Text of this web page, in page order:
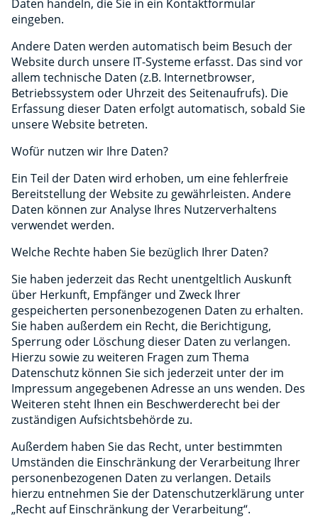
Daten handeln, die Sie in ein Kontaktformular
eingeben.
Andere Daten werden automatisch beim Besuch der
Website durch unsere IT-Systeme erfasst. Das sind vor
allem technische Daten (z.B. Internetbrowser,
Betriebssystem oder Uhrzeit des Seitenaufrufs). Die
Erfassung dieser Daten erfolgt automatisch, sobald Sie
unsere Website betreten.
Wofür nutzen wir Ihre Daten?
Ein Teil der Daten wird erhoben, um eine fehlerfreie
Bereitstellung der Website zu gewährleisten. Andere
Daten können zur Analyse Ihres Nutzerverhaltens
verwendet werden.
Welche Rechte haben Sie bezüglich Ihrer Daten?
Sie haben jederzeit das Recht unentgeltlich Auskunft
über Herkunft, Empfänger und Zweck Ihrer
gespeicherten personenbezogenen Daten zu erhalten.
Sie haben außerdem ein Recht, die Berichtigung,
Sperrung oder Löschung dieser Daten zu verlangen.
Hierzu sowie zu weiteren Fragen zum Thema
Datenschutz können Sie sich jederzeit unter der im
Impressum angegebenen Adresse an uns wenden. Des
Weiteren steht Ihnen ein Beschwerderecht bei der
zuständigen Aufsichtsbehörde zu.
Außerdem haben Sie das Recht, unter bestimmten
Umständen die Einschränkung der Verarbeitung Ihrer
personenbezogenen Daten zu verlangen. Details
hierzu entnehmen Sie der Datenschutzerklärung unter
„Recht auf Einschränkung der Verarbeitung“.